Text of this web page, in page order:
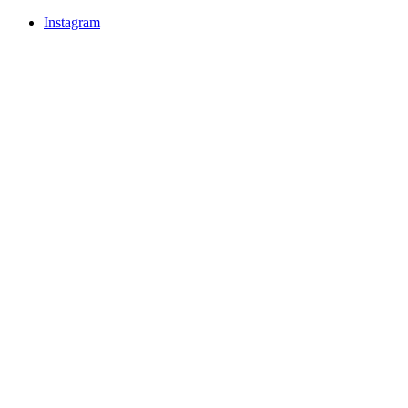
Instagram